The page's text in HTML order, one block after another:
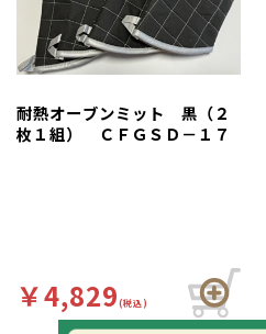
耐熱オーブンミット 黒（２
枚１組） ＣＦＧＳＤ－１７
￥4,829(税込)